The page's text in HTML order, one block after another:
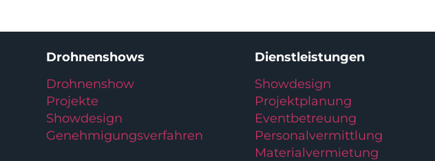
Drohnenshows
Drohnenshow
Projekte
Showdesign
Genehmigungsverfahren
Dienstleistungen
Showdesign
Projektplanung
Eventbetreuung
Personalvermittlung
Materialvermietung